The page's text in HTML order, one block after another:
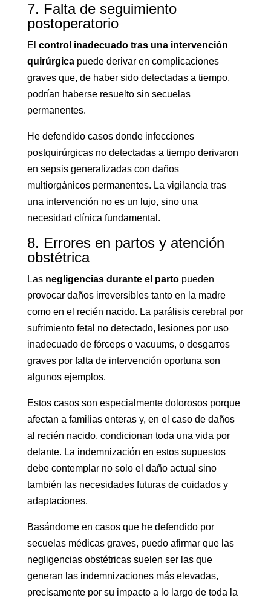
7. Falta de seguimiento
postoperatorio
El control inadecuado tras una intervención
quirúrgicapuede derivar en complicaciones
graves que, de haber sido detectadas a tiempo,
podrían haberse resuelto sin secuelas
permanentes.
He defendido casos donde infecciones
postquirúrgicas no detectadas a tiempo derivaron
en sepsis generalizadas con daños
multiorgánicos permanentes. La vigilancia tras
una intervención no es un lujo, sino una
necesidad clínica fundamental.
8. Errores en partos y atención
obstétrica
Las negligencias durante el partopueden
provocar daños irreversibles tanto en la madre
como en el recién nacido. La parálisis cerebral por
sufrimiento fetal no detectado, lesiones por uso
inadecuado de fórceps o vacuums, o desgarros
graves por falta de intervención oportuna son
algunos ejemplos.
Estos casos son especialmente dolorosos porque
afectan a familias enteras y, en el caso de daños
al recién nacido, condicionan toda una vida por
delante. La indemnización en estos supuestos
debe contemplar no solo el daño actual sino
también las necesidades futuras de cuidados y
adaptaciones.
Basándome en casos que he defendido por
secuelas médicas graves, puedo afirmar que las
negligencias obstétricas suelen ser las que
generan las indemnizaciones más elevadas,
precisamente por su impacto a lo largo de toda la